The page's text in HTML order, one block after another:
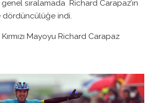
sıralamada Richard Carapaz’ın
indi.
Mayoyu Richard Carapaz